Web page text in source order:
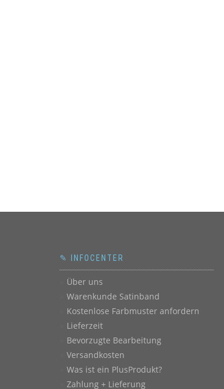
✎ INFOCENTER
Über uns
Warenkunde Satinband
Kostenlose Farbmuster anfordern
Lieferzeit
Bevorzugte Bearbeitung
Versandkosten
Was ist ein PlusProdukt?
Zahlung + Lieferung